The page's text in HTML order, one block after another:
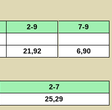
2-9
7-9
21,92 6,90
2-7
25,29